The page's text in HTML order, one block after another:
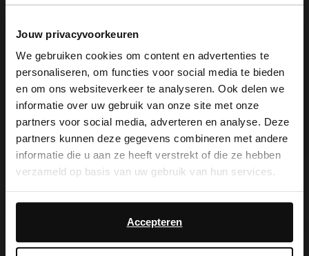
Jouw privacyvoorkeuren
We gebruiken cookies om content en advertenties te
personaliseren, om functies voor social media te bieden
en om ons websiteverkeer te analyseren. Ook delen we
informatie over uw gebruik van onze site met onze
partners voor social media, adverteren en analyse. Deze
partners kunnen deze gegevens combineren met andere
informatie die u aan ze heeft verstrekt of die ze hebben
verzameld op basis van uw gebruik van hun services.
Daarnaast werken wij samen met Google voor
advertentie- en meetdoeleinden. Meer informatie over
hoe Google uw persoonsgegevens gebruikt, vindt u op
Accepteren
Beige strass sandalen met hak
69.98
28.00
Leopard muiltjes met hak
69.98
28.00
×
View this website in English?
It looks like your language isn't Dutch. Would
you like to switch to English?
English
No, stay in Dutch